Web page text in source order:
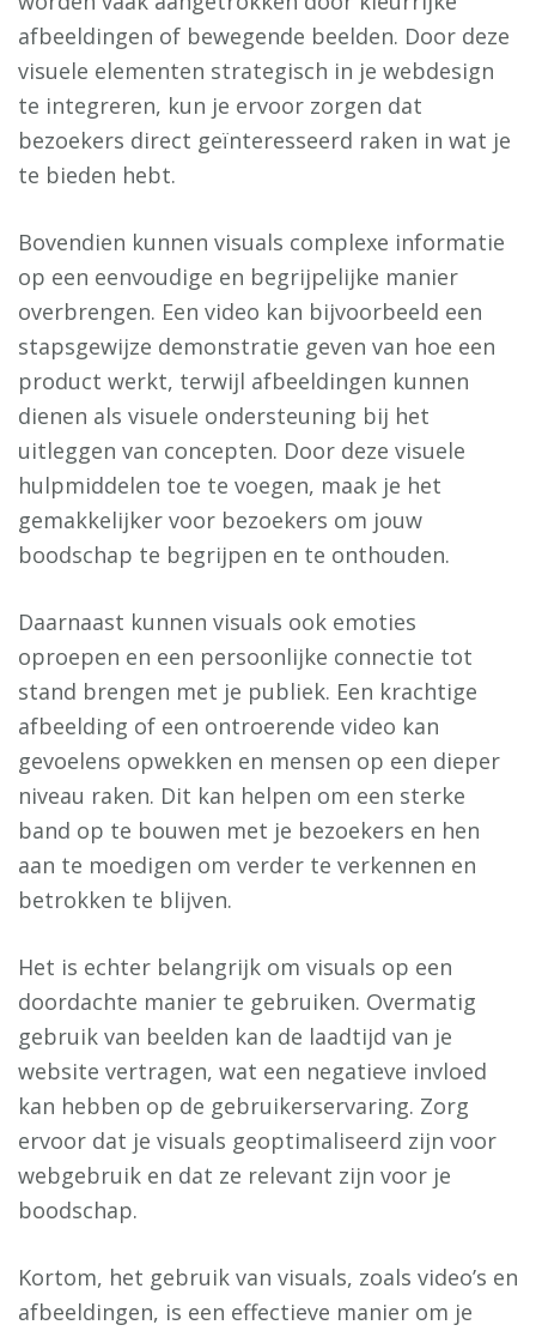
afbeeldingen of bewegende beelden. Door deze
visuele elementen strategisch in je webdesign
te integreren, kun je ervoor zorgen dat
bezoekers direct geïnteresseerd raken in wat je
te bieden hebt.
Bovendien kunnen visuals complexe informatie
op een eenvoudige en begrijpelijke manier
overbrengen. Een video kan bijvoorbeeld een
stapsgewijze demonstratie geven van hoe een
product werkt, terwijl afbeeldingen kunnen
dienen als visuele ondersteuning bij het
uitleggen van concepten. Door deze visuele
hulpmiddelen toe te voegen, maak je het
gemakkelijker voor bezoekers om jouw
boodschap te begrijpen en te onthouden.
Daarnaast kunnen visuals ook emoties
oproepen en een persoonlijke connectie tot
stand brengen met je publiek. Een krachtige
afbeelding of een ontroerende video kan
gevoelens opwekken en mensen op een dieper
niveau raken. Dit kan helpen om een sterke
band op te bouwen met je bezoekers en hen
aan te moedigen om verder te verkennen en
betrokken te blijven.
Het is echter belangrijk om visuals op een
doordachte manier te gebruiken. Overmatig
gebruik van beelden kan de laadtijd van je
website vertragen, wat een negatieve invloed
kan hebben op de gebruikerservaring. Zorg
ervoor dat je visuals geoptimaliseerd zijn voor
webgebruik en dat ze relevant zijn voor je
boodschap.
Kortom, het gebruik van visuals, zoals video’s en
afbeeldingen, is een effectieve manier om je